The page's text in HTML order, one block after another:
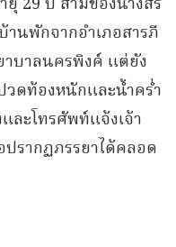
29 ปี สามีของนางสิริ
นพักจากอำเภอสารภี
าบาลนครพิงค์ แต่ยัง
วดท้องหนักและน้ำคร่ำ
ละโทรศัพท์แจ้งเจ้า
รากฏภรรยาได้คลอด